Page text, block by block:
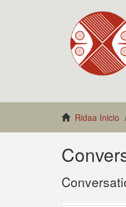
Ridaa Inicio